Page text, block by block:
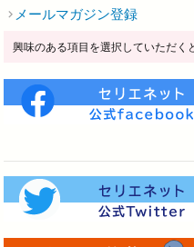
メールマガジン登録
興味のある項目を選択していただく